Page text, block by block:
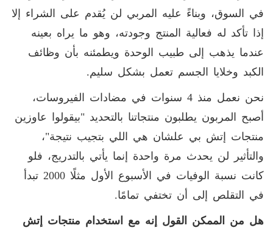
في السوق، وبناءً عليه المربي لن يُقدم على الشراء إلا
إذا تأكد له فعالية المنتج وجودته، وهو ما يراه بعينه
عندما يذهب إلى طبيب الوحدة ويطمئنه بأن وظائف
الكبد وخلايا الجسم تعمل بشكل سليم.
نحن نعمل منذ 4 سنوات في مضادات الفيروسات،
أصبح المربون يطلبون منتجاتنا بالتحديد "بيقولوا عاوزين
منتجات إتش بي علشان هي اللي بتجيب نتيجة"،
والتأثير لن يحدث مرة واحدة إنما يأتي بالتدريج، فلو
كانت نسبة الوفيات في الأسبوع الأول مثلًا 2000 تبدأ
في التقلص إلى أن تختفي تمامًا.
هل من الممكن القول إنه مع استخدام منتجات إتش